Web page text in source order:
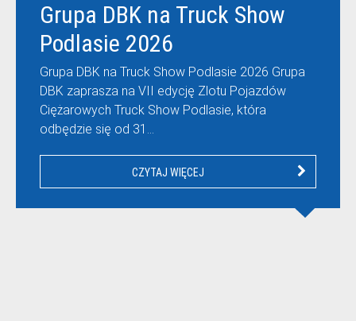
Grupa DBK na Truck Show
Podlasie 2026
Grupa DBK na Truck Show Podlasie 2026 Grupa
DBK zaprasza na VII edycję Zlotu Pojazdów
Ciężarowych Truck Show Podlasie, która
odbędzie się od 31…
CZYTAJ WIĘCEJ